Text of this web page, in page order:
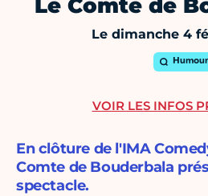
Le Comte de
Le dimanche 4
Humour
En clôture de l'IMA
Comte de Bouderbala
spectacle.
VOIR LES INFOS